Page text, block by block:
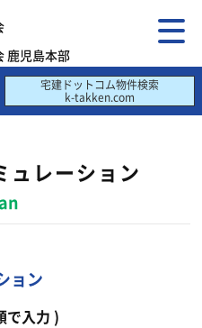
鹿児島本部
宅建ドットコム物件検索
k-takken.com
ュレーション
ョン
で入力 )